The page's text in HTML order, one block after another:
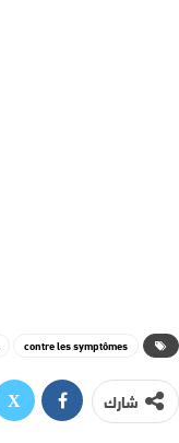
contre les symptômes
شارك